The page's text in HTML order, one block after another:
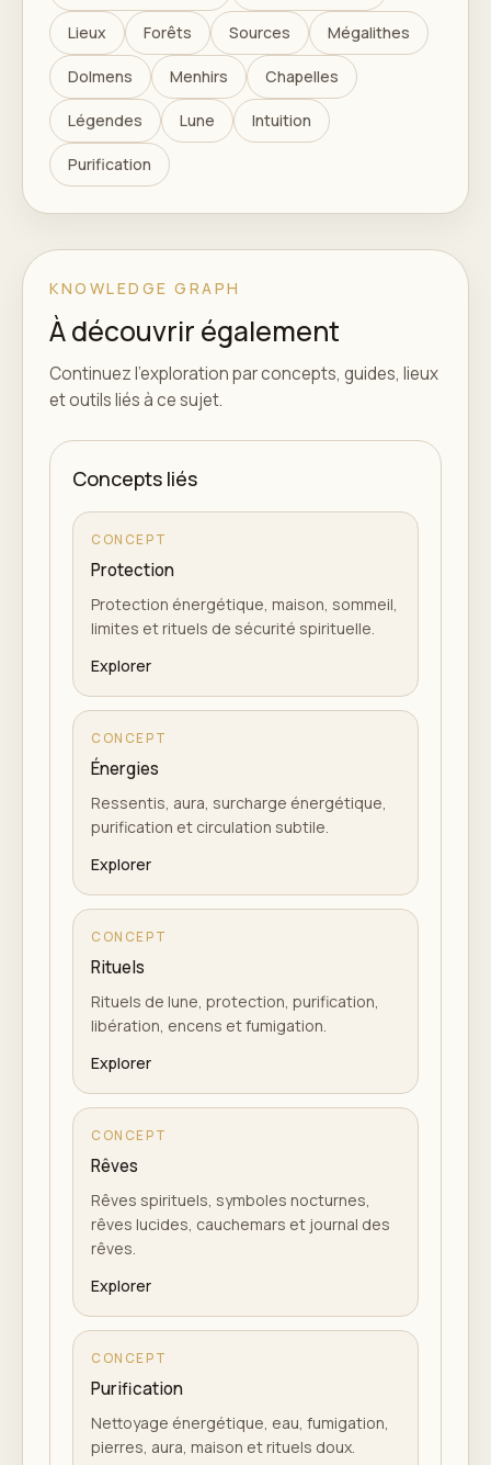
Lieux Forêts Sources Mégalithes
Dolmens Menhirs Chapelles
Légendes Lune Intuition
Purification
KNOWLEDGE GRAPH
À découvrir également
Continuez l'exploration par concepts, guides, lieux
et outils liés à ce sujet.
Concepts liés
CONCEPT
Protection
Protection énergétique, maison, sommeil,
limites et rituels de sécurité spirituelle.
Explorer
CONCEPT
Énergies
Ressentis, aura, surcharge énergétique,
purification et circulation subtile.
Explorer
CONCEPT
Rituels
Rituels de lune, protection, purification,
libération, encens et fumigation.
Explorer
CONCEPT
Rêves
Rêves spirituels, symboles nocturnes,
rêves lucides, cauchemars et journal des
rêves.
Explorer
CONCEPT
Purification
Nettoyage énergétique, eau, fumigation,
pierres, aura, maison et rituels doux.